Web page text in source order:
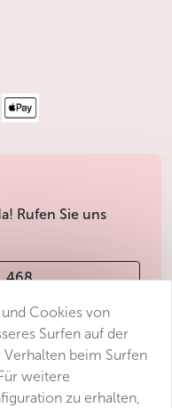
Rufen Sie uns
468
Cookies von
Surfen auf der
beim Surfen
weitere
zu erhalten,